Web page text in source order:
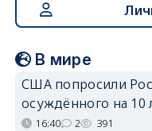
В мире
США попросили
осуждённого на 10
16:40 2 391